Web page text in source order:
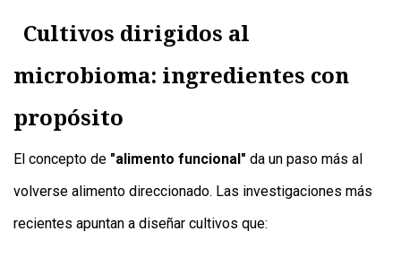
Cultivos dirigidos al
microbioma: ingredientes con
propósito
El concepto de "alimento funcional" da un paso más al
volverse alimento direccionado. Las investigaciones más
recientes apuntan a diseñar cultivos que: